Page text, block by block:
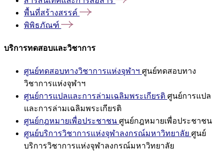
พื้นที่สร้างสรรค์
พิพิธภัณฑ์
บริการทดสอบและวิชาการ
ศูนย์ทดสอบทางวิชาการแห่งจุฬาฯ ศูนย์ทดสอบทาง
วิชาการแห่งจุฬาฯ
ศูนย์การแปลและการล่ามเฉลิมพระเกียรติ ศูนย์การแปล
และการล่ามเฉลิมพระเกียรติ
ศูนย์กฎหมายเพื่อประชาชน ศูนย์กฎหมายเพื่อประชาชน
ศูนย์บริการวิชาการแห่งจุฬาลงกรณ์มหาวิทยาลัย ศูนย์
บริการวิชาการแห่งจุฬาลงกรณ์มหาวิทยาลัย